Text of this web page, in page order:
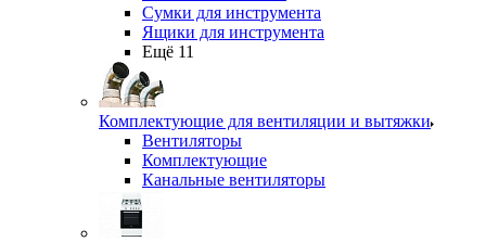
Сумки для инструмента
Ящики для инструмента
Ещё 11
Комплектующие для вентиляции и вытяжки
Вентиляторы
Комплектующие
Канальные вентиляторы